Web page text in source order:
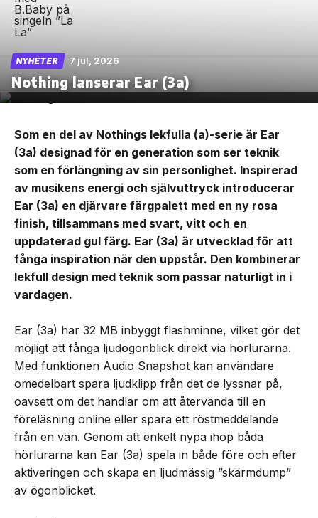
NYHETER 7 jul, 2026
Nothing lanserar Ear (3a)
Som en del av Nothings lekfulla (a)-serie är Ear
(3a) designad för en generation som ser teknik
som en förlängning av sin personlighet. Inspirerad
av musikens energi och självuttryck introducerar
Ear (3a) en djärvare färgpalett med en ny rosa
finish, tillsammans med svart, vitt och en
uppdaterad gul färg. Ear (3a) är utvecklad för att
fånga inspiration när den uppstår. Den kombinerar
lekfull design med teknik som passar naturligt in i
vardagen.
Ear (3a) har 32 MB inbyggt flashminne, vilket gör det
möjligt att fånga ljudögonblick direkt via hörlurarna.
Med funktionen Audio Snapshot kan användare
omedelbart spara ljudklipp från det de lyssnar på,
oavsett om det handlar om att återvända till en
föreläsning online eller spara ett röstmeddelande
från en vän. Genom att enkelt nypa ihop båda
hörlurarna kan Ear (3a) spela in både före och efter
aktiveringen och skapa en ljudmässig ”skärmdump”
av ögonblicket.